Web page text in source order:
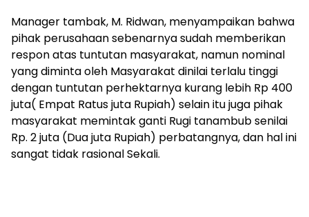
Manager tambak, M. Ridwan, menyampaikan bahwa
pihak perusahaan sebenarnya sudah memberikan
respon atas tuntutan masyarakat, namun nominal
yang diminta oleh Masyarakat dinilai terlalu tinggi
dengan tuntutan perhektarnya kurang lebih Rp 400
juta( Empat Ratus juta Rupiah) selain itu juga pihak
masyarakat memintak ganti Rugi tanambub senilai
Rp. 2 juta (Dua juta Rupiah) perbatangnya, dan hal ini
sangat tidak rasional Sekali.